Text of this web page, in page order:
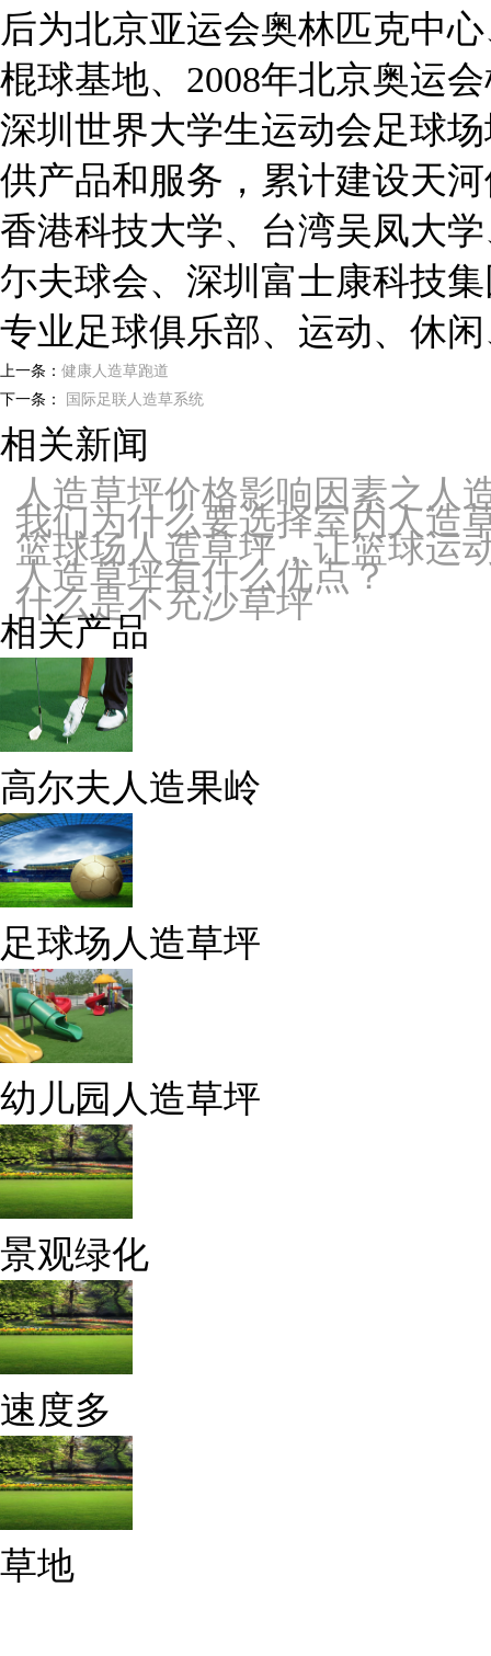
后为北京亚运会奥林匹克中
棍球基地、2008年北京奥运
深圳世界大学生运动会足球
供产品和服务，累计建设天
香港科技大学、台湾吴凤大
尓夫球会、深圳富士康科技
专业足球俱乐部、运动、休
上一条： 健康人造草跑道
下一条：
国际足联人造草系统
相关新闻
人造草坪价格影响因素之人
我们为什么要选择室内人造
篮球场人造草坪，让篮球运
人造草坪有什么优点？
什么是不充沙草坪
相关产品
高尔夫人造果岭
足球场人造草坪
幼儿园人造草坪
景观绿化
速度多
草地